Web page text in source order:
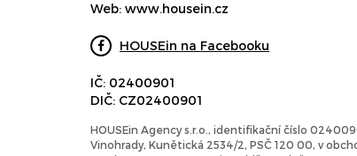
Web: www.housein.cz
HOUSEin na Facebooku
IČ: 02400901
DIČ: CZ02400901
HOUSEin Agency s.r.o., identifikační číslo
Vinohrady, Kunětická 2534/2, PSČ 120 00, v